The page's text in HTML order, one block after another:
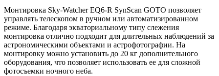
Монтировка Sky-Watcher EQ6-R SynScan GOTO позволяет
управлять телескопом в ручном или автоматизированном
режиме. Благодаря экваториальному типу слежения
монтировка отлично подходит для длительных наблюдений за
астрономическими объектами и астрофотографии. На
монтировку можно установить до 20 кг дополнительного
оборудования, что позволяет использовать ее для сложной
фотосъемки ночного неба.